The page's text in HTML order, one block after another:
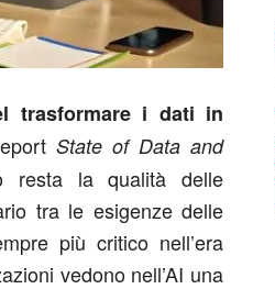
trasformare i dati in
State of Data and
resta la qualità delle
tra le esigenze delle
più critico nell’era
vedono nell’AI una